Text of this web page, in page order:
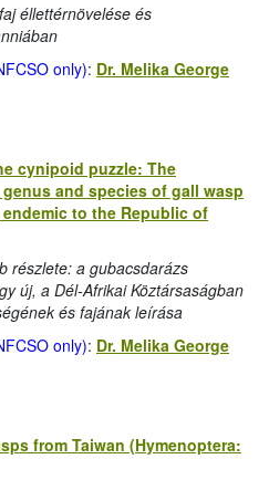
éllettérnövelése és
only): Dr. Melika George
cynipoid puzzle: The
and species of gall wasp
to the Republic of
részlete: a gubacsdarázs
új, a Dél-Afrikai Köztársaságban
és fajának leírása
only): Dr. Melika George
from Taiwan (Hymenoptera: